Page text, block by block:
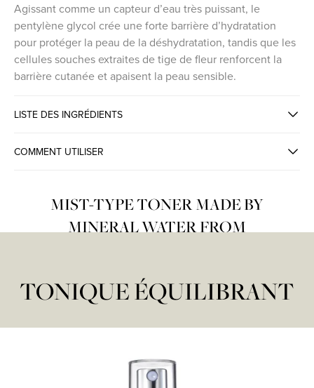
Agissant comme un capteur d’eau très puissant, le
pentylène glycol crée une forte barrière d’hydratation
pour protéger la peau de la déshydratation, tandis que les
cellules souches extraites de tige de fleur renforcent la
barrière cutanée et apaisent la peau sensible.
LISTE DES INGRÉDIENTS
COMMENT UTILISER
MIST-TYPE TONER MADE BY
MINERAL WATER FROM
TONIQUE ÉQUILIBRANT